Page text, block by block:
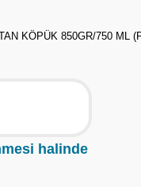
KÖPÜK 850GR/750 ML
halinde